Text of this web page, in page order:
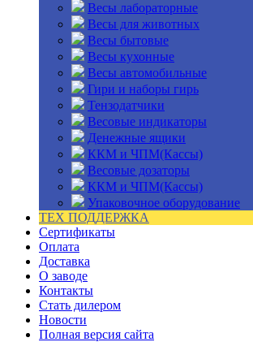
Весы лабораторные
Весы для животных
Весы бытовые
Весы кухонные
Весы автомобильные
Гири и наборы гирь
Тензодатчики
Весовые индикаторы
Денежные ящики
ККМ и ЧПМ(Кассы)
Весовые дозаторы
ККМ и ЧПМ(Кассы)
Упаковочное оборудование
ТЕХ ПОДДЕРЖКА
Сертификаты
Оплата
Доставка
О заводе
Контакты
Стать дилером
Новости
Полная версия сайта